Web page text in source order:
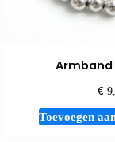
€
Toevoegen